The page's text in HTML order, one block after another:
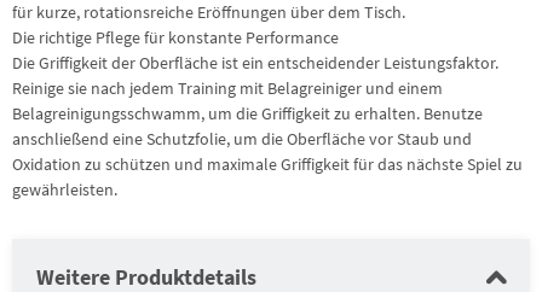
für kurze, rotationsreiche Eröffnungen über dem Tisch.
Die richtige Pflege für konstante Performance
Die Griffigkeit der Oberfläche ist ein entscheidender Leistungsfaktor.
Reinige sie nach jedem Training mit Belagreiniger und einem
Belagreinigungsschwamm, um die Griffigkeit zu erhalten. Benutze
anschließend eine Schutzfolie, um die Oberfläche vor Staub und
Oxidation zu schützen und maximale Griffigkeit für das nächste Spiel zu
gewährleisten.
Weitere Produktdetails